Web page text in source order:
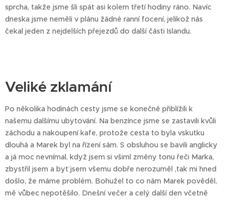
sprcha, takže jsme šli spát asi kolem třetí hodiny ráno. Navíc
dneska jsme neměli v plánu žádné ranní focení, jelikož nás
čekal jeden z nejdelších přejezdů do další části Islandu.
Veliké zklamání
Po několika hodinách cesty jsme se konečně přiblížili k
našemu dalšímu ubytování. Na benzínce jsme se zastavili kvůli
záchodu a nakoupení kafe, protože cesta to byla vskutku
dlouhá a Marek byl na řízení sám. S obsluhou se bavili anglicky
a já moc nevnímal, když jsem si všiml změny tonu řeči Marka,
zbystřil jsem a byť jsem všemu dobře nerozuměl ,tak mi hned
došlo, že máme problém. Bohužel to co nám Marek pověděl,
mě vůbec nepotěšilo. Dnešní večer a celý další den včetně